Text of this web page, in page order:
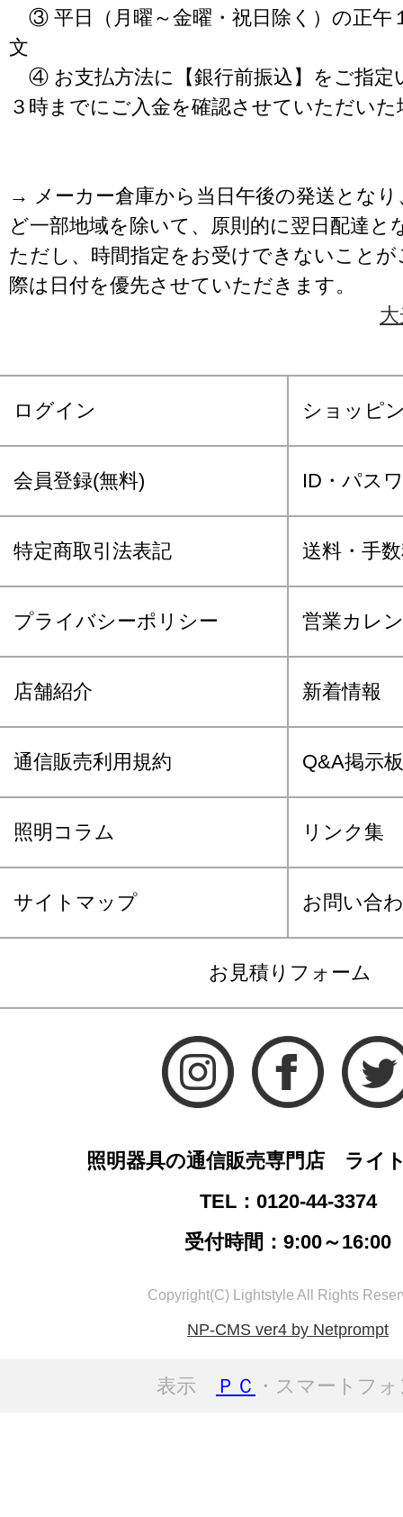
③ 平日（月曜～金曜・祝日除く）の正午
文
④ お支払方法に【銀行前振込】をご指定
３時までにご入金を確認させていただいた
→ メーカー倉庫から当日午後の発送となり
ど一部地域を除いて、原則的に翌日配達と
ただし、時間指定をお受けできないこと
際は日付を優先させていただきます。
ログイン ショッピ
会員登録(無料) ID・パス
特定商取引法表記 送料・手
プライバシーポリシー 営業カレ
店舗紹介 新着情報
通信販売利用規約 Q&A掲示板
照明コラム リンク集
サイトマップ お問い合
お見積りフォーム
照明器具の通信販売専門店 ライ
TEL：0120-44-3374
受付時間：9:00～16:00
Copyright(C) Lightstyle All Rights
NP-CMS ver4 by Netprompt
表示 ＰＣ ・スマートフ